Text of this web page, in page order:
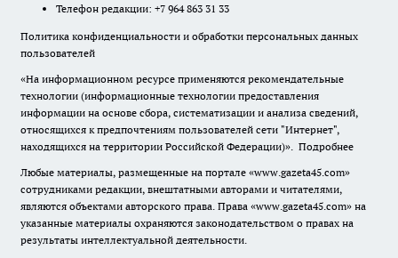
Телефон редакции: +7 964 863 31 33
Политика конфиденциальности и обработки персональных данных
пользователей
«На информационном ресурсе применяются рекомендательные
технологии (информационные технологии предоставления
информации на основе сбора, систематизации и анализа сведений,
относящихся к предпочтениям пользователей сети "Интернет",
находящихся на территории Российской Федерации)». Подробнее
Любые материалы, размещенные на портале «www.gazeta45.com»
сотрудниками редакции, внештатными авторами и читателями,
являются объектами авторского права. Права «www.gazeta45.com» на
указанные материалы охраняются законодательством о правах на
результаты интеллектуальной деятельности.